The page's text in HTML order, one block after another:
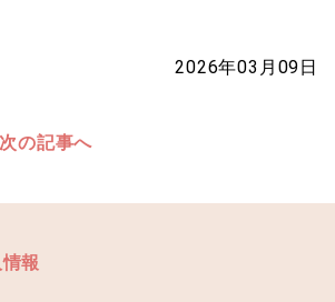
2026年03月09日
次の記事へ